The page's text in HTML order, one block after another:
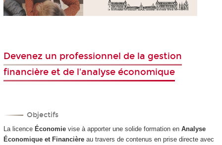
Devenez un professionnel de la gestion
financière et de l'analyse économique
Objectifs
La licence Économievise à apporter une solide formation en Analyse
Économique et Financièreau travers de contenus en prise directe avec